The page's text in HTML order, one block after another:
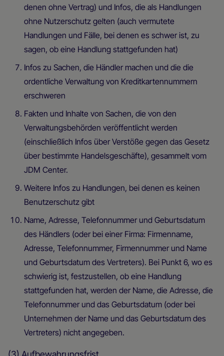
denen ohne Vertrag) und Infos, die als Handlungen
ohne Nutzerschutz gelten (auch vermutete
Handlungen und Fälle, bei denen es schwer ist, zu
sagen, ob eine Handlung stattgefunden hat)
Infos zu Sachen, die Händler machen und die die
ordentliche Verwaltung von Kreditkartennummern
erschweren
Fakten und Inhalte von Sachen, die von den
Verwaltungsbehörden veröffentlicht werden
(einschließlich Infos über Verstöße gegen das Gesetz
über bestimmte Handelsgeschäfte), gesammelt vom
JDM Center.
Weitere Infos zu Handlungen, bei denen es keinen
Benutzerschutz gibt
Name, Adresse, Telefonnummer und Geburtsdatum
des Händlers (oder bei einer Firma: Firmenname,
Adresse, Telefonnummer, Firmennummer und Name
und Geburtsdatum des Vertreters). Bei Punkt 6, wo es
schwierig ist, festzustellen, ob eine Handlung
stattgefunden hat, werden der Name, die Adresse, die
Telefonnummer und das Geburtsdatum (oder bei
Unternehmen der Name und das Geburtsdatum des
Vertreters) nicht angegeben.